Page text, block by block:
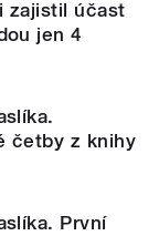
zajistil účast
jen 4
četby z knihy
První